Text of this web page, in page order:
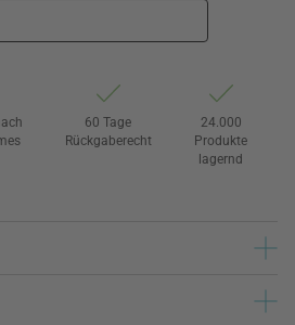
60 Tage
Rückgaberecht
24.000
Produkte
lagernd